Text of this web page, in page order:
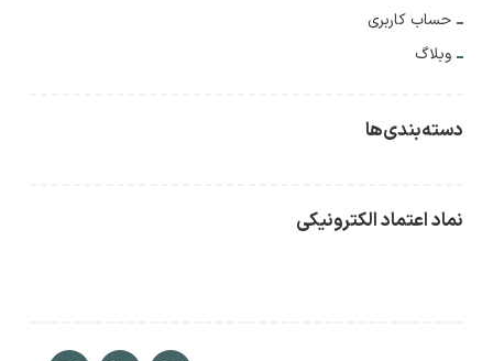
حساب کاربری
وبلاگ
دسته‌بندی‌ها
نماد اعتماد الکترونیکی